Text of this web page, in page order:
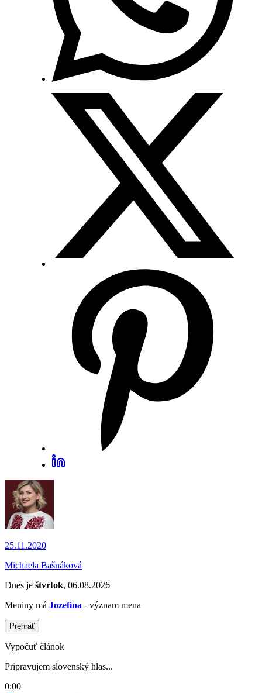
25.11.2020
Michaela Bašnáková
Dnes je štvrtok, 06.08.2026
Meniny má Jozefína - význam mena
Prehrať
Vypočuť článok
Pripravujem slovenský hlas...
0:00